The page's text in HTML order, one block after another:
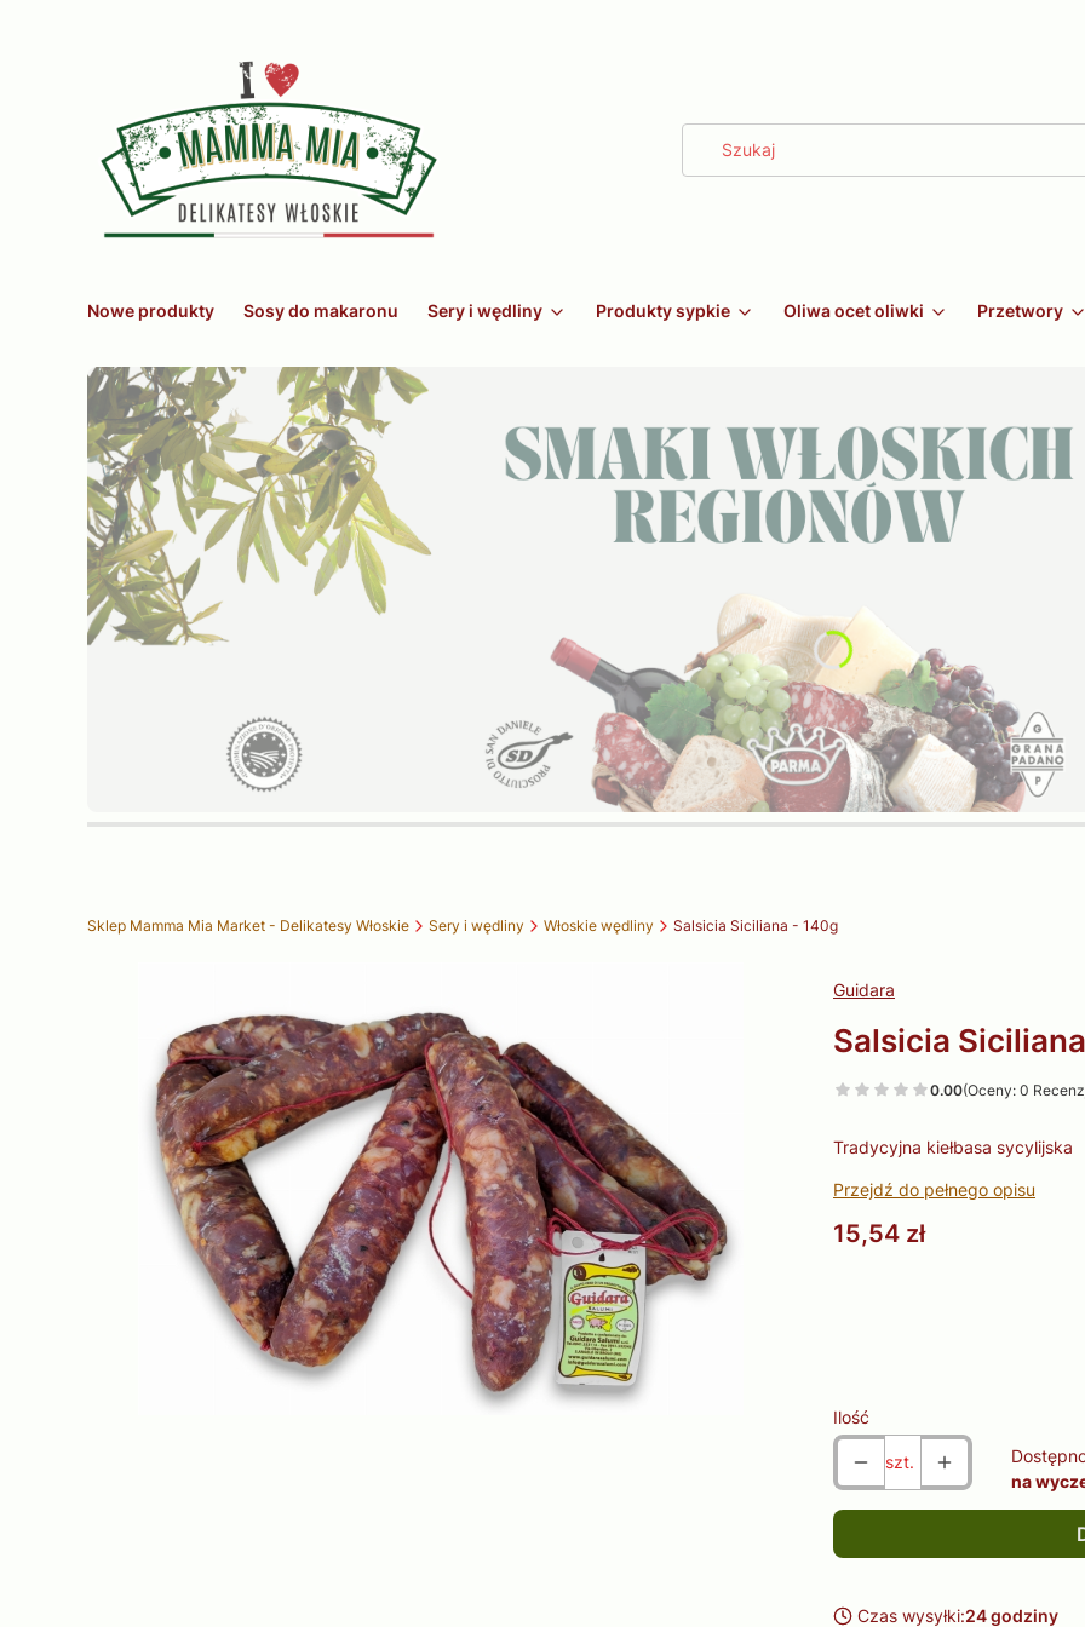
Nowe produkty Sosy do makaronu Sery i wędliny Produkty sypkie Oliwa ocet oliwki Przetwory
Sklep Mamma Mia Market - Delikatesy Włoskie Sery i wędliny Włoskie wędliny Salsicia Siciliana - 140g
Guidara
Salsicia
0.00(Oceny: 0
Tradycyjna kiełbasa sycylijska
Przejdź do pełnego opisu
Cena
15,54 zł
Poszczególne warianty mogą
Ilość
szt.
na
Czas wysyłki:24 godziny